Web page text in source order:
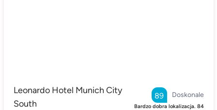
Leonardo Hotel Munich City
South
Doskonale
89
Bardzo dobra lokalizacja. 84